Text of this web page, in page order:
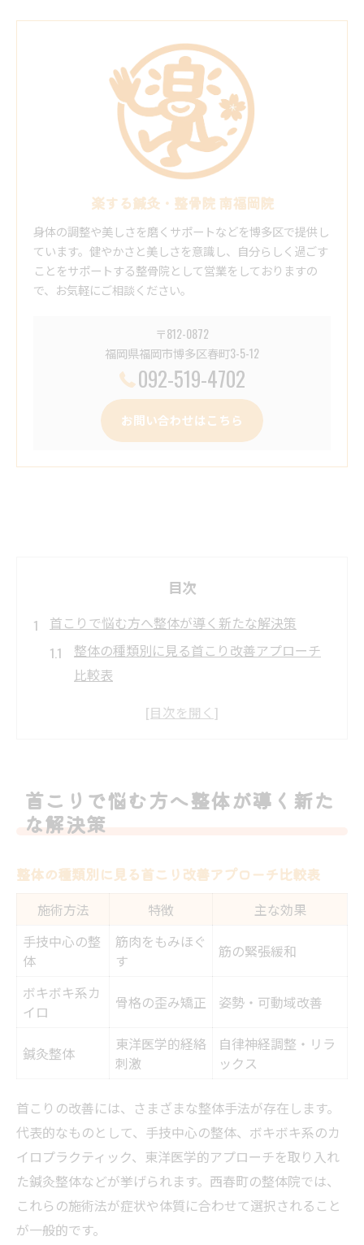
楽する鍼灸・整骨院 南福岡院
身体の調整や美しさを磨くサポートなどを博多区で提供し
ています。健やかさと美しさを意識し、自分らしく過ごす
ことをサポートする整骨院として営業をしておりますの
で、お気軽にご相談ください。
〒812-0872
福岡県福岡市博多区春町3-5-12
092-519-4702
お問い合わせはこちら
目次
首こりで悩む方へ整体が導く新たな解決策
整体の種類別に見る首こり改善アプローチ
比較表
博多区西春町で整体を利用する際のポイン
トまとめ
くのか
現代的な整体で首の違和感を根本からケア
現代人の首こり事情と整体による根本ケア
整体で首の違和感が改善するメカニズム
首こり専門整体を選ぶときのチェックポイ
ア
首こり改善に整体は本当に有効なのか考える
首こりと整体の効果を比較した実感データ
表
整体が首筋の痛みや頭痛にどう作用するか
首こりで悩む方へ整体が導く新た
な解決策
整体の種類別に見る首こり改善アプローチ比較表
施術方法 特徴
主な効果
手技中心の整
体
筋肉をもみほぐ
す
筋の緊張緩和
ボキボキ系カ
イロ
骨格の歪み矯正 姿勢・可動域改善
鍼灸整体
東洋医学的経絡
刺激
自律神経調整・リラ
ックス
首こりの改善には、さまざまな整体手法が存在します。
代表的なものとして、手技中心の整体、ボキボキ系のカ
イロプラクティック、東洋医学的アプローチを取り入れ
た鍼灸整体などが挙げられます。西春町の整体院では、
これらの施術法が症状や体質に合わせて選択されること
が一般的です。